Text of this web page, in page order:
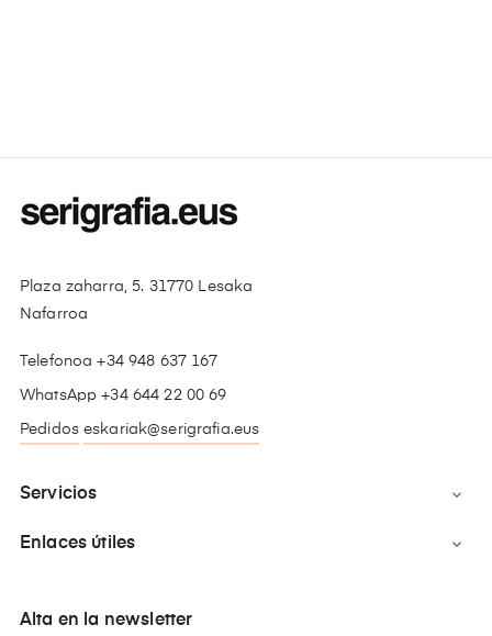
Plaza zaharra, 5. 31770 Lesaka
Nafarroa
Telefonoa +34 948 637 167
WhatsApp +34 644 22 00 69
Pedidos eskariak@serigrafia.eus
Servicios 
Enlaces útiles 
Alta en la newsletter